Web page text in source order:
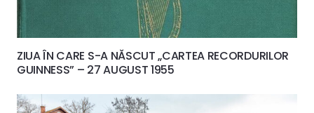
ZIUA ÎN CARE S-A NĂSCUT „CARTEA RECORDURILOR
GUINNESS” – 27 AUGUST 1955